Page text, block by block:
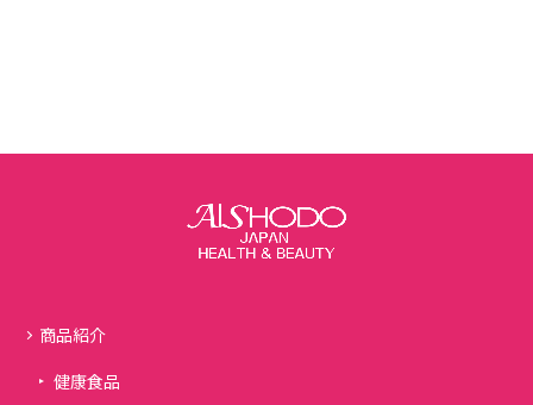
商品紹介
健康食品